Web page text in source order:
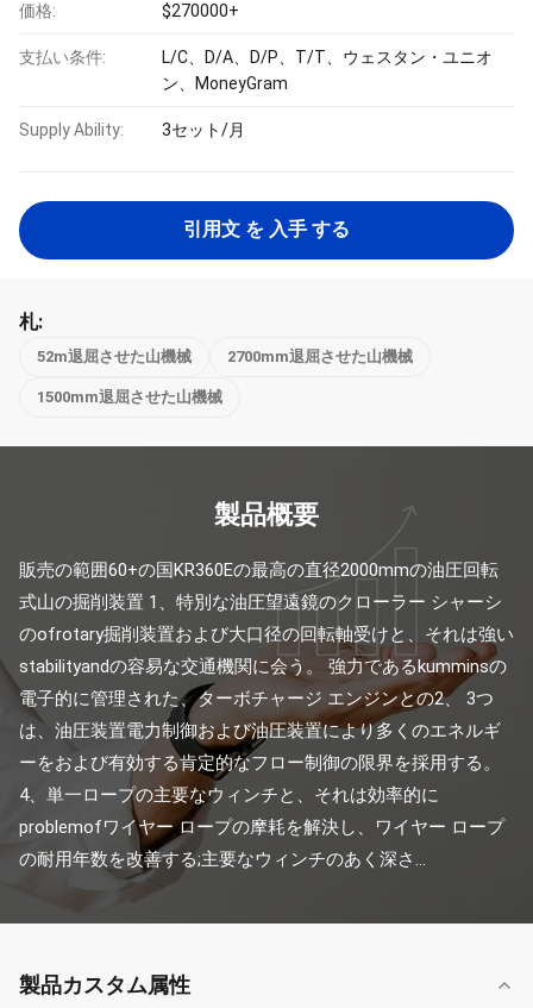
価格: $270000+
支払い条件:
L/C、D/A、D/P、T/T、ウェスタン・ユニオ
ン、MoneyGram
Supply Ability: 3セット/月
引用文 を 入手 する
札:
52m退屈させた山機械 2700mm退屈させた山機械
1500mm退屈させた山機械
製品概要
販売の範囲60+の国KR360Eの最高の直径2000mmの油圧回転
式山の掘削装置 1、特別な油圧望遠鏡のクローラー シャーシ
のofrotary掘削装置および大口径の回転軸受けと、それは強い
stabilityandの容易な交通機関に会う。 強力であるkumminsの
電子的に管理された、ターボチャージ エンジンとの2、 3つ
は、油圧装置電力制御および油圧装置により多くのエネルギ
ーをおよび有効する肯定的なフロー制御の限界を採用する。
4、単一ロープの主要なウィンチと、それは効率的に
problemofワイヤー ロープの摩耗を解決し、ワイヤー ロープ
の耐用年数を改善する;主要なウィンチのあく深さ...
製品カスタム属性